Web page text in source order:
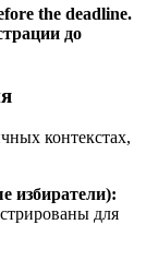
the deadline.
до
контекстах,
избиратели):
для